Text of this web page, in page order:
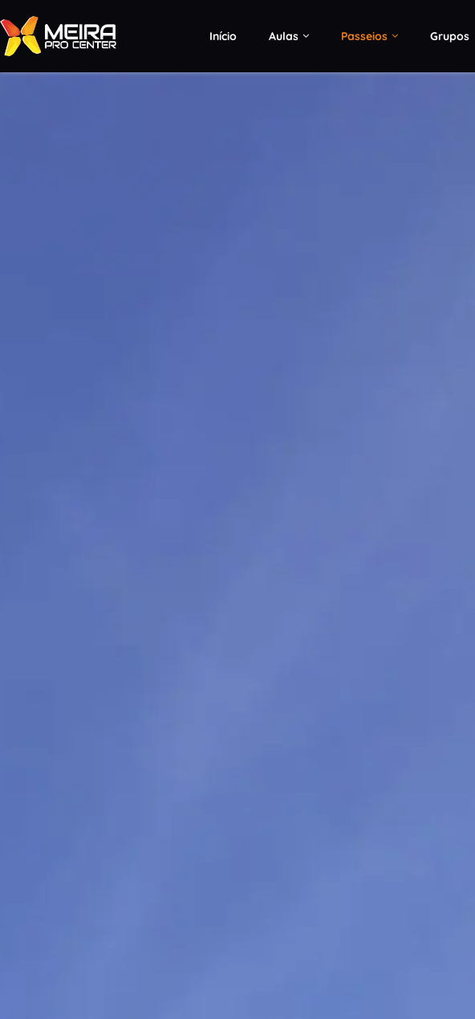
Início Aulas Passeios Grupos